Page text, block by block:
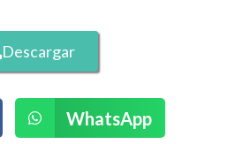
Descargar
WhatsApp